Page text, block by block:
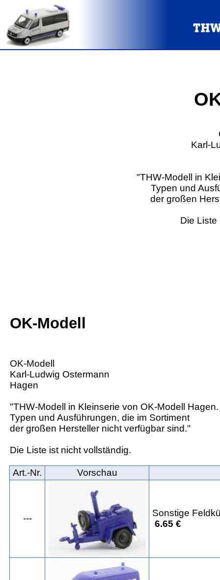
Karl-
"THW-Modell in
Typen und
der großen
Die Liste
OK-Modell
OK-Modell
Karl-Ludwig Ostermann
Hagen
"THW-Modell in Kleinserie von OK-Modell Hagen.
Typen und Ausführungen, die im Sortiment
der großen Hersteller nicht verfügbar sind."
Die Liste ist nicht vollständig.
Art.‑Nr. Vorschau
---
Sonstige
6.65 €